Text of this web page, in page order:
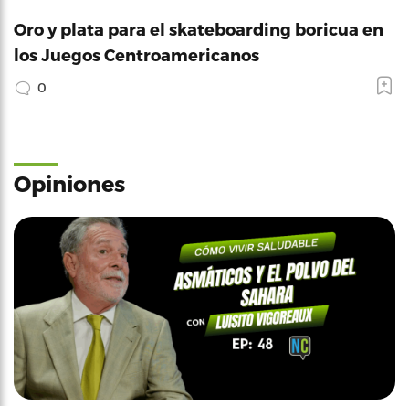
Oro y plata para el skateboarding boricua en
los Juegos Centroamericanos
0
Opiniones